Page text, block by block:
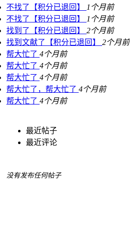
不找了【积分已退回】
1个月前
不找了【积分已退回】
1个月前
找到了【积分已退回】 2个月前
找到文献了【积分已退回】 2个月前
帮大忙了 4个月前
帮大忙了 4个月前
帮大忙了 4个月前
帮大忙了，帮大忙了 4个月前
帮大忙了 4个月前
最近帖子
最近评论
没有发布任何帖子